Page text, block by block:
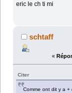
eric le ch ti mi
schtaff
«
Citer
Comme ont dit y a